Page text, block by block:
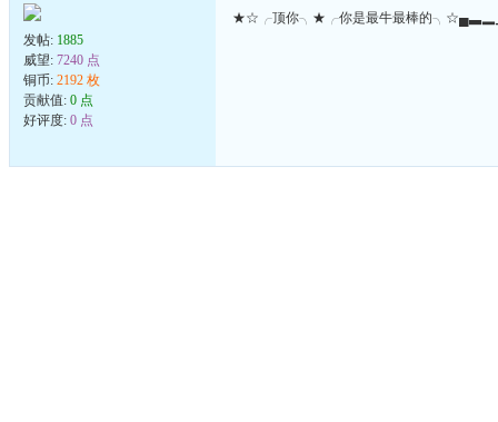
发帖: 1885
威望: 7240 点
铜币: 2192 枚
贡献值: 0 点
好评度: 0 点
★☆╭顶你╮★╭你是最牛最棒的